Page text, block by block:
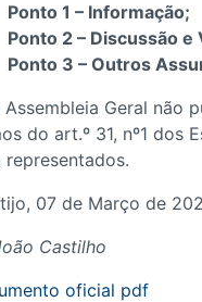
Ponto 1 – Informação;
Ponto 2 – Discussão
Ponto 3 – Outros
Assembleia Geral não
do art.º 31, nº1 dos
representados.
07 de Março de
Castilho
oficial pdf